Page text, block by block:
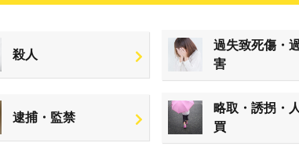
殺人
過失致死傷・
害
逮捕・監禁
略取・誘拐・
買